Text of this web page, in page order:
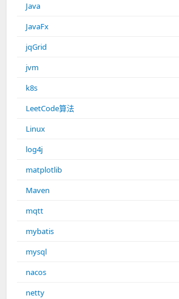
Java
JavaFx
jqGrid
jvm
k8s
LeetCode算法
Linux
log4j
matplotlib
Maven
mqtt
mybatis
mysql
nacos
netty